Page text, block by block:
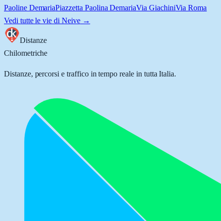
Paoline DemariaPiazzetta Paolina DemariaVia GiachiniVia Roma
Vedi tutte le vie di Neive→
Distanze
Chilometriche
Distanze, percorsi e traffico in tempo reale in tutta Italia.